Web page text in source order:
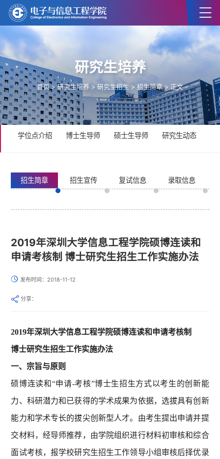
研究生培养
首页>研究生培养 > 研究生招生 > 招生简章> 正文
学位点介绍 博士生导师 硕士生导师 研究生动态
招生简章 招生宣传 复试信息 录取信息
2019年深圳大学信息工程学院硕博连读和
申请考核制 博士研究生招生工作实施办法
发布时间：2018-11-12
分享：
2019年深圳大学信息工程学院硕博连读和申请考核制
博士研究生招生工作实施办法
一、 宗旨与原则
硕博连读和“申请-考核”博士生招生方式以考生的创新能
力、科研潜力和已获得的学术成果为依据，选拔具有创新
能力和学术专长的拔尖创新型人才。由考生提出申请并提
交材料，经导师推荐，由学院组织进行材料初审核和综合
面试考核，报学校研究生招生工作领导小组审核后择优录